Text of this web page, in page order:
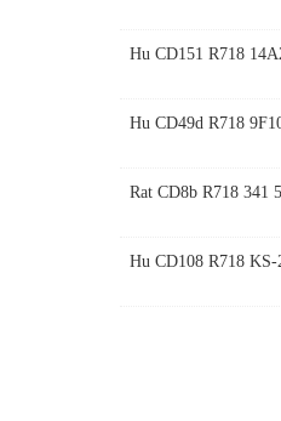
Hu CD151 R718
Hu CD49d R718
Rat CD8b R718 341
Hu CD108 R718 KS-